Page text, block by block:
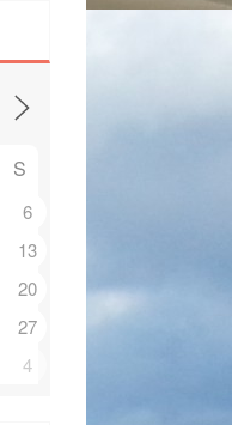
S
6
13
20
27
4